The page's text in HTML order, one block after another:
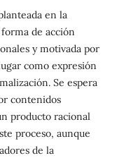
en la
de acción
y motivada por
como expresión
Se espera
contenidos
producto racional
proceso, aunque
de la